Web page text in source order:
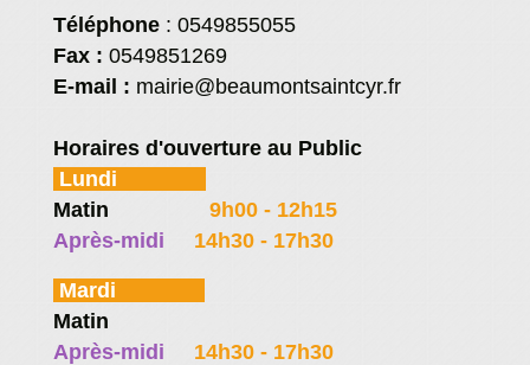
Téléphone : 0549855055
Fax : 0549851269
E-mail : mairie@beaumontsaintcyr.fr
Horaires d'ouverture au Public
Lundi
Matin
9h00 - 12h15
Après-midi
14h30 - 17h30
Mardi
Matin
Après-midi 14h30 - 17h30